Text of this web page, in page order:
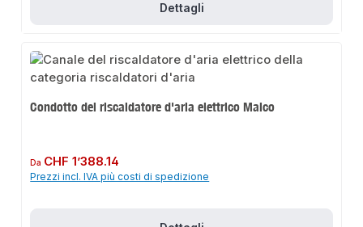
Dettagli
Condotto del riscaldatore d'aria elettrico Maico
Prezzo normale:
Da CHF 1’388.14
Prezzi incl. IVA più costi di spedizione